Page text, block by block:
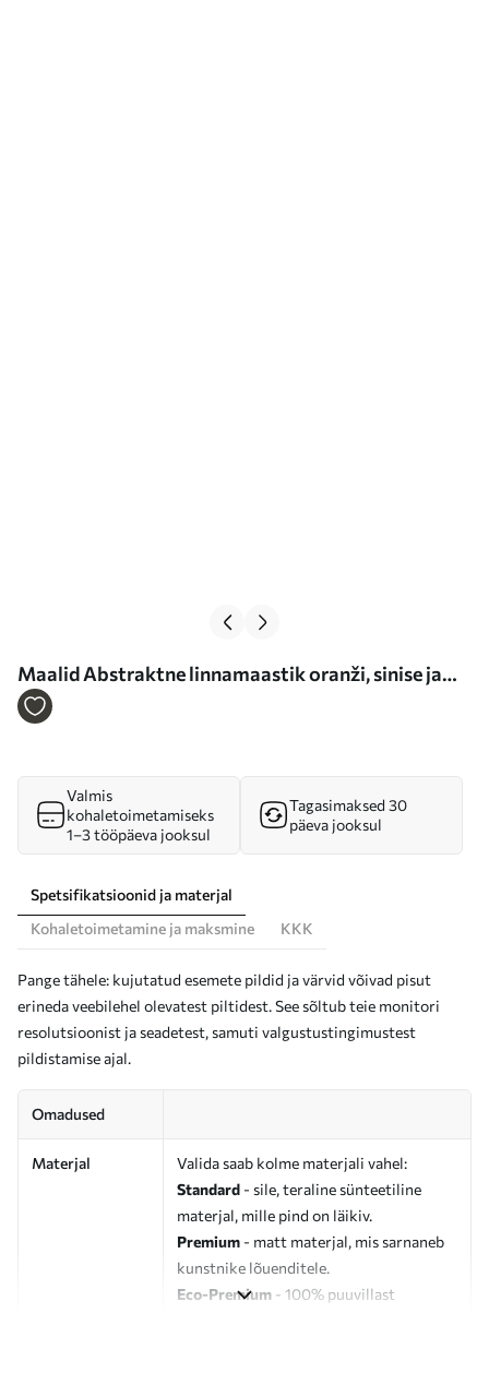
Maalid Abstraktne linnamaastik oranži, sinise ja
valge toonides vertikaalsete pintslitõmmetega,
Valmis
kohaletoimetamiseks
1–3 tööpäeva jooksul
Tagasimaksed 30
päeva jooksul
Spetsifikatsioonid ja materjal
Kohaletoimetamine ja maksmine
KKK
Pange tähele: kujutatud esemete pildid ja värvid võivad pisut
erineda veebilehel olevatest piltidest. See sõltub teie monitori
resolutsioonist ja seadetest, samuti valgustustingimustest
pildistamise ajal.
Omadused
Materjal
Valida saab kolme materjali vahel:
Standard - sile, teraline sünteetiline
materjal, mille pind on läikiv.
Premium - matt materjal, mis sarnaneb
kunstnike lõuenditele.
Eco-Premium - 100% puuvillast